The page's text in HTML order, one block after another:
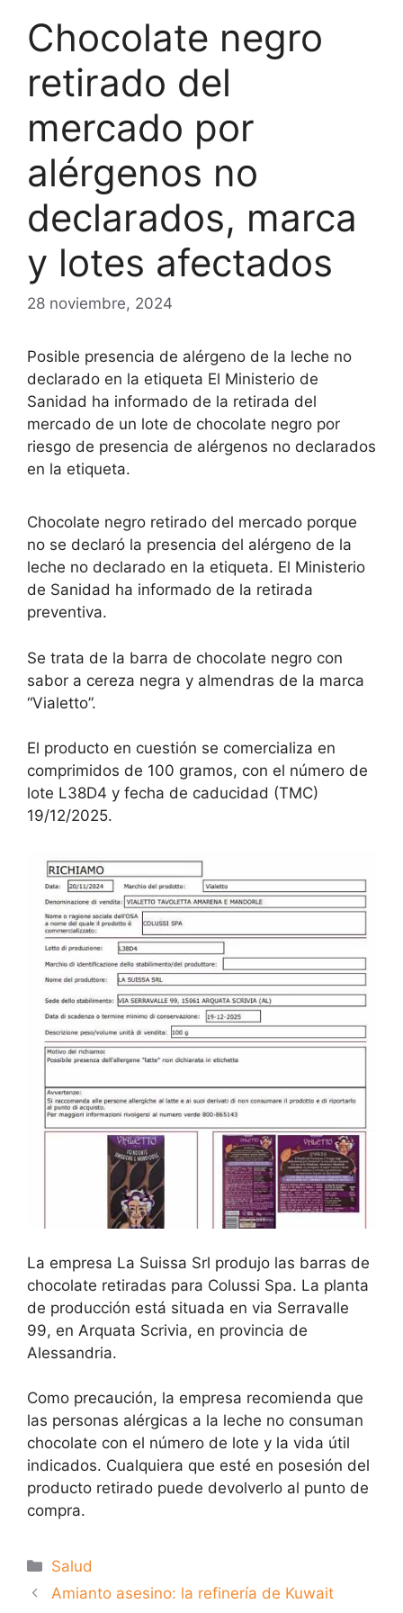
Chocolate negro
retirado del
mercado por
alérgenos no
declarados, marca
y lotes afectados
28 noviembre, 2024
Posible presencia de alérgeno de la leche no
declarado en la etiqueta El Ministerio de
Sanidad ha informado de la retirada del
mercado de un lote de chocolate negro por
riesgo de presencia de alérgenos no declarados
en la etiqueta.
Chocolate negro retirado del mercado porque
no se declaró la presencia del alérgeno de la
leche no declarado en la etiqueta. El Ministerio
de Sanidad ha informado de la retirada
preventiva.
Se trata de la barra de chocolate negro con
sabor a cereza negra y almendras de la marca
“Vialetto”.
El producto en cuestión se comercializa en
comprimidos de 100 gramos, con el número de
lote L38D4 y fecha de caducidad (TMC)
19/12/2025.
La empresa La Suissa Srl produjo las barras de
chocolate retiradas para Colussi Spa. La planta
de producción está situada en via Serravalle
99, en Arquata Scrivia, en provincia de
Alessandria.
Como precaución, la empresa recomienda que
las personas alérgicas a la leche no consuman
chocolate con el número de lote y la vida útil
indicados. Cualquiera que esté en posesión del
producto retirado puede devolverlo al punto de
compra.
Categorías
Salud
Amianto asesino: la refinería de Kuwait